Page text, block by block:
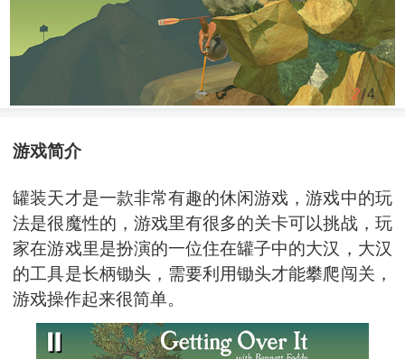
2/4
游戏简介
罐装天才是一款非常有趣的休闲游戏，游戏中的玩
法是很魔性的，游戏里有很多的关卡可以挑战，玩
家在游戏里是扮演的一位住在罐子中的大汉，大汉
的工具是长柄锄头，需要利用锄头才能攀爬闯关，
游戏操作起来很简单。